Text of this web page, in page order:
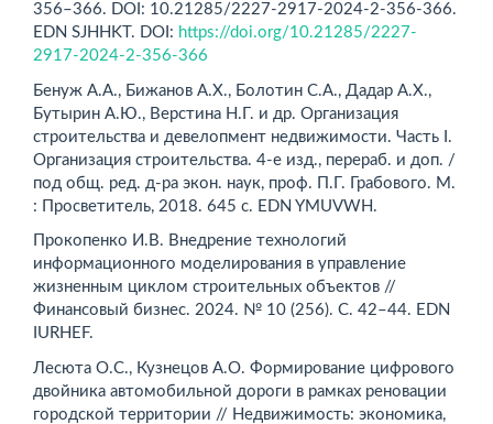
356–366. DOI: 10.21285/2227-2917-2024-2-356-366.
EDN SJHHKT. DOI: https://doi.org/10.21285/2227-
2917-2024-2-356-366
Бенуж А.А., Бижанов А.Х., Болотин С.А., Дадар А.Х.,
Бутырин А.Ю., Верстина Н.Г. и др. Организация
строительства и девелопмент недвижимости. Часть І.
Организация строительства. 4-е изд., перераб. и доп. /
под общ. ред. д-ра экон. наук, проф. П.Г. Грабового. М.
: Просветитель, 2018. 645 с. EDN YMUVWH.
Прокопенко И.В. Внедрение технологий
информационного моделирования в управление
жизненным циклом строительных объектов //
Финансовый бизнес. 2024. № 10 (256). С. 42–44. EDN
IURHEF.
Лесюта О.С., Кузнецов А.О. Формирование цифрового
двойника автомобильной дороги в рамках реновации
городской территории // Недвижимость: экономика,